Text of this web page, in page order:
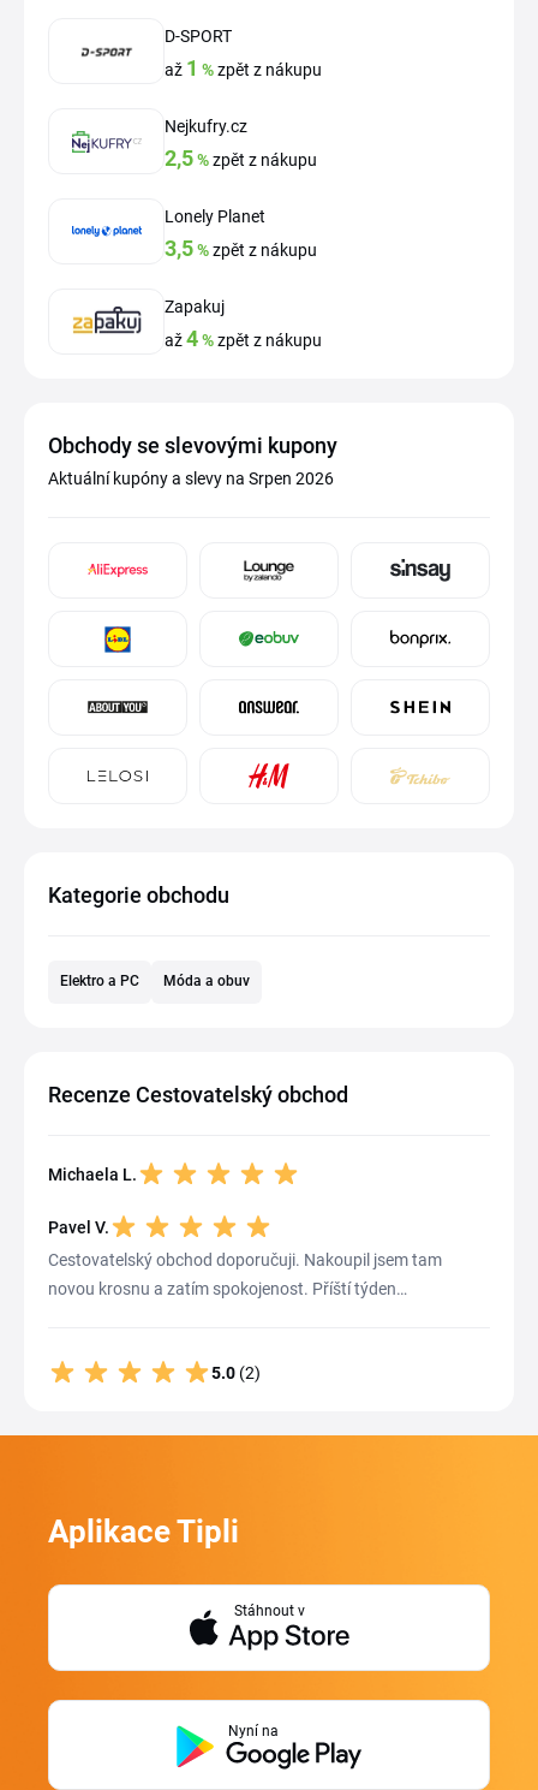
D-SPORT
až 1 %zpět z nákupu
Nejkufry.cz
2,5%zpět z nákupu
Lonely Planet
3,5%zpět z nákupu
Zapakuj
až4%zpět z nákupu
Obchody se slevovými kupony
Aktuální kupóny a slevy na Srpen 2026
Kategorie obchodu
Elektro a PC Móda a obuv
Recenze Cestovatelský obchod
Michaela L.
Pavel V.
Cestovatelský obchod doporučuji. Nakoupil jsem tam
novou krosnu a zatím spokojenost. Příští týden…
5.0 (2)
Aplikace Tipli
Stáhnout v
Nyní na